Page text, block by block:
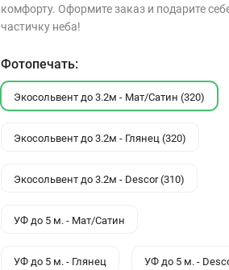
комфорту. Оформите заказ и подарите
частичку неба!
Фотопечать:
Экосольвент до 3.2м - Мат/Сатин (320)
Экосольвент до 3.2м - Глянец (320)
Экосольвент до 3.2м - Descor (310)
УФ до 5 м. - Мат/Сатин
УФ до 5 м. - Глянец УФ до 5 м. -